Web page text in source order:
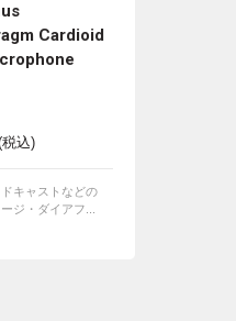
Cardioid
税込)
キャストなどの
ジ・ダイアフ...